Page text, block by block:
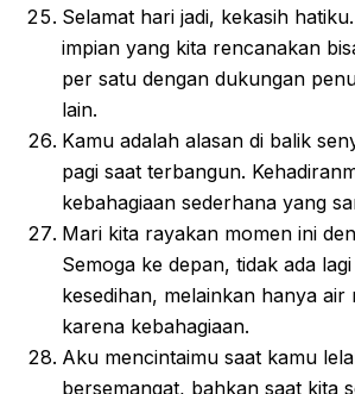
Selamat hari jadi, kekasih
impian yang kita rencanakan
per satu dengan dukungan
lain.
Kamu adalah alasan di balik
pagi saat terbangun.
kebahagiaan sederhana yang
Mari kita rayakan momen ini
Semoga ke depan, tidak ada
kesedihan, melainkan hanya air
karena kebahagiaan.
Aku mencintaimu saat kamu
bersemangat, bahkan saat kita